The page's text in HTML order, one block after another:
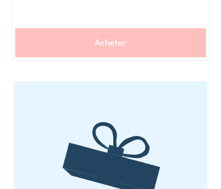
Acheter